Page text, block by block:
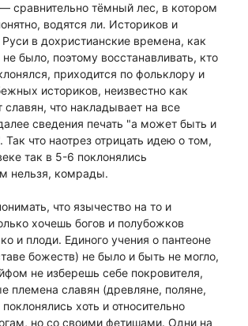
сравнительно тёмный лес, в котором
водятся ли. Историков и
Руси в дохристианские времена, как
было, поэтому восстанавливать, кто
приходится по фольклору и
историков, неизвестно как
славян, что накладывает на все
сведения печать "а может быть и
Так что наотрез отрицать идею о том,
так в 5-6 поклонялись
нельзя, комрады.
что язычество на то и
хочешь богов и полубожков
и плоди. Единого учения о пантеоне
божеств) не было и быть не могло,
не изберешь себе покровителя,
племена славян (древляне, поляне,
хоть и относительно
но со своими фетишами. Одни на